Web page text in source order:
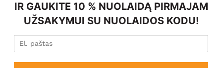
IR GAUKITE 10 % NUOLAIDĄ PIRMAJAM
UŽSAKYMUI SU NUOLAIDOS KODU!